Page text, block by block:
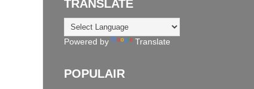
TRANSLATE
Powered by Translate
POPULAIR